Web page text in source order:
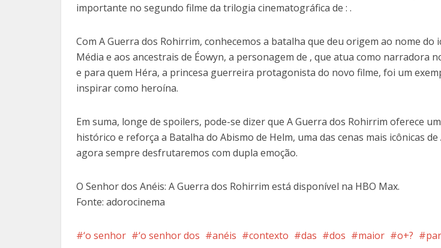
importante no segundo filme da trilogia cinematográfica de : .
Com A Guerra dos Rohirrim, conhecemos a batalha que deu origem ao nome do
Média e aos ancestrais de Éowyn, a personagem de , que atua como narradora
e para quem Héra, a princesa guerreira protagonista do novo filme, foi um
inspirar como heroína.
Em suma, longe de spoilers, pode-se dizer que A Guerra dos Rohirrim oferece
histórico e reforça a Batalha do Abismo de Helm, uma das cenas mais icônicas
agora sempre desfrutaremos com dupla emoção.
O Senhor dos Anéis: A Guerra dos Rohirrim está disponível na HBO Max.
Fonte: adorocinema
‘o senhor ‘o senhor dos anéis contexto das dos maior o+?